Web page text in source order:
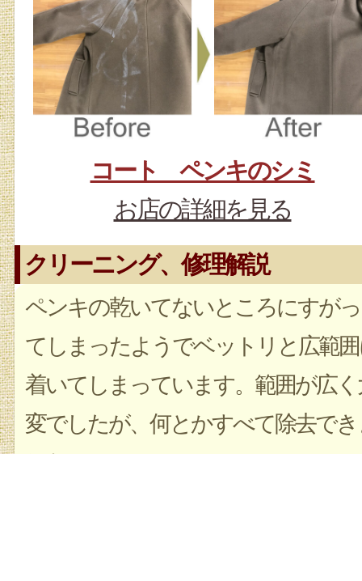
コート ペンキのシミ
お店の詳細を見る
クリーニング、修理解説
ペンキの乾いてないところにすがっ
てしまったようでベットリと広範
着いてしまっています。範囲が広く
変でしたが、何とかすべて除去で
した！